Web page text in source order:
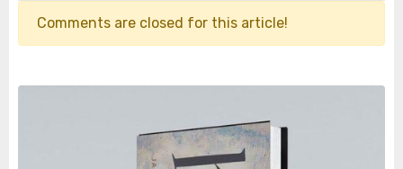
Comments are closed for this article!